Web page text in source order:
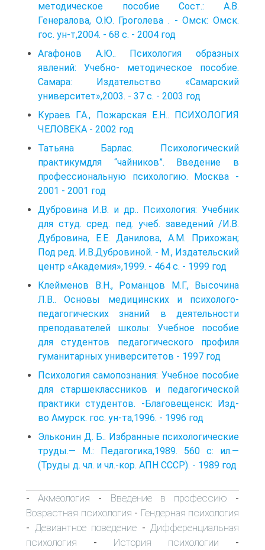
методическое пособие Сост.: А.В.
Генералова, О.Ю. Гроголева . - Омск: Омск.
гос. ун-т,2004. - 68 с. - 2004 год
Агафонов А.Ю.. Психология образных
явлений: Учебно- методическое пособие.
Самара: Издательство «Самарский
университет»,2003. - 37 с. - 2003 год
Кураев Г.А., Пожарская Е.Н.. ПСИХОЛОГИЯ
ЧЕЛОВЕКА - 2002 год
Татьяна Барлас. Психологический
практикумдля “чайников”. Введение в
профессиональную психологию. Москва -
2001 - 2001 год
Дубровина И.В. и др.. Психология: Учебник
для студ. сред. пед. учеб. заведений /И.В.
Дубровина, Е.Е. Данилова, A.M. Прихожан;
Под ред. И.В.Дубровиной. - М., Издательский
центр «Академия»,1999. - 464 с. - 1999 год
Клейменов В.Н., Романцов М.Г., Высочина
Л.В.. Основы медицинских и психолого-
педагогических знаний в деятельности
преподавателей школы: Учебное пособие
для студентов педагогического профиля
гуманитарных университетов - 1997 год
Психология самопознания: Учебное пособие
для старшеклассников и педагогической
практики студентов. -Благовещенск: Изд-
во Амурск. гос. ун-та,1996. - 1996 год
Эльконин Д. Б.. Избранные психологические
труды.— М.: Педагогика,1989. 560 с: ил.—
(Труды д. чл. и чл.-кор. АПН СССР). - 1989 год
-Акмеология - Введение в профессию -
Возрастная психология - Гендерная психология
- Девиантное поведение - Дифференциальная
психология - История психологии -